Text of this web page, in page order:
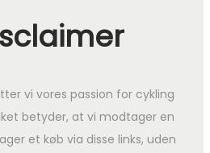
vi vores passion for cykling
betyder, at vi modtager en
et køb via disse links, uden